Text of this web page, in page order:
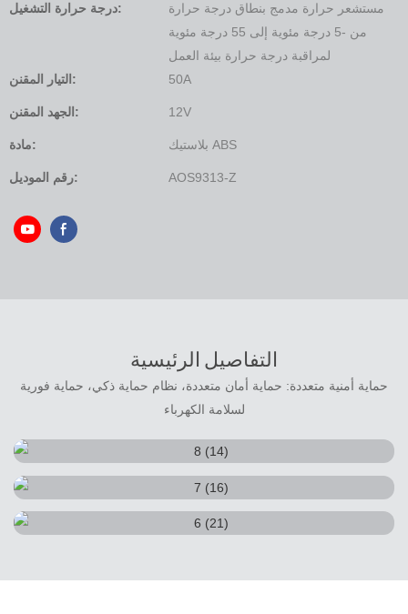
درجة حرارة التشغيل:
مستشعر حرارة مدمج بنطاق درجة حرارة
من -5 درجة مئوية إلى 55 درجة مئوية
لمراقبة درجة حرارة بيئة العمل
التيار المقنن:
50A
الجهد المقنن: 12V
مادة: بلاستيك ABS
رقم الموديل: AOS9313-Z
التفاصيل الرئيسية
حماية أمنية متعددة: حماية أمان متعددة، نظام حماية ذكي، حماية فورية
لسلامة الكهرباء